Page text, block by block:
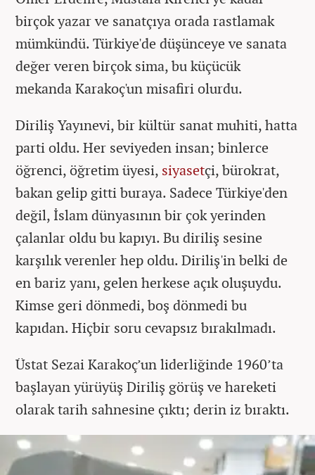
birçok yazar ve sanatçıya orada rastlamak
mümkündü. Türkiye'de düşünceye ve sanata
değer veren birçok sima, bu küçücük
mekanda Karakoç'un misafiri olurdu.
Diriliş Yayınevi, bir kültür sanat muhiti, hatta
parti oldu. Her seviyeden insan; binlerce
öğrenci, öğretim üyesi, siyasetçi, bürokrat,
bakan gelip gitti buraya. Sadece Türkiye'den
değil, İslam dünyasının bir çok yerinden
çalanlar oldu bu kapıyı. Bu diriliş sesine
karşılık verenler hep oldu. Diriliş'in belki de
en bariz yanı, gelen herkese açık oluşuydu.
Kimse geri dönmedi, boş dönmedi bu
kapıdan. Hiçbir soru cevapsız bırakılmadı.
Üstat Sezai Karakoç’un liderliğinde 1960’ta
başlayan yürüyüş Diriliş görüş ve hareketi
olarak tarih sahnesine çıktı; derin iz bıraktı.